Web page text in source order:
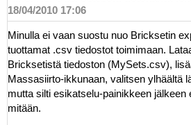
18/04/2010 17:06
Minulla ei vaan suostu nuo Bricksetin
tuottamat .csv tiedostot toimimaan.
Bricksetistä tiedoston (MySets.csv),
Massasiirto-ikkunaan, valitsen ylhäältä
mutta silti esikatselu-painikkeen jälkeen
mitään.